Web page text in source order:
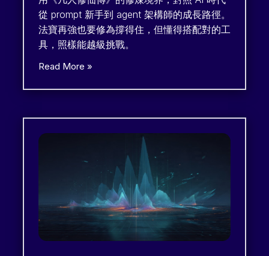
從 prompt 新手到 agent 架構師的成長路徑。
法寶再強也要修為撐得住，但懂得搭配對的工
具，照樣能越級挑戰。
Read More »